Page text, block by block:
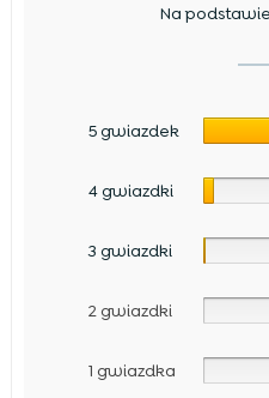
Na
5 gwiazdek
4 gwiazdki
3 gwiazdki
2 gwiazdki
1 gwiazdka